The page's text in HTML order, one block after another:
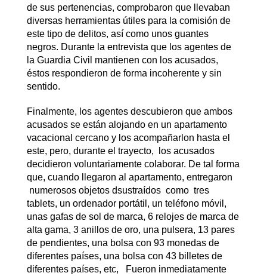
de sus pertenencias, comprobaron que llevaban
diversas herramientas útiles para la comisión de
este tipo de delitos, así como unos guantes
negros. Durante la entrevista que los agentes de
la Guardia Civil mantienen con los acusados,
éstos respondieron de forma incoherente y sin
sentido.
Finalmente, los agentes descubieron que ambos
acusados se están alojando en un apartamento
vacacional cercano y los acompañarlon hasta el
este, pero, durante el trayecto, los acusados
decidieron voluntariamente colaborar. De tal forma
que, cuando llegaron al apartamento, entregaron
numerosos objetos dsustraídos como tres
tablets, un ordenador portátil, un teléfono móvil,
unas gafas de sol de marca, 6 relojes de marca de
alta gama, 3 anillos de oro, una pulsera, 13 pares
de pendientes, una bolsa con 93 monedas de
diferentes países, una bolsa con 43 billetes de
diferentes países, etc, Fueron inmediatamente